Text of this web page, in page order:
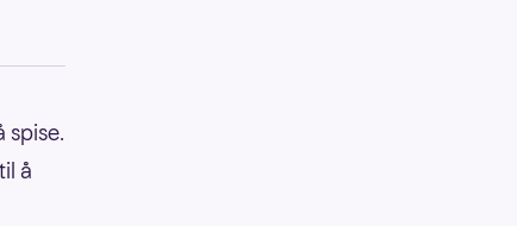
spise.
å